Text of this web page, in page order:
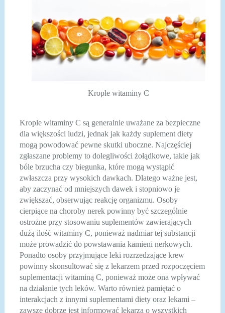
Krople witaminy C
Krople witaminy C są generalnie uważane za bezpieczne
dla większości ludzi, jednak jak każdy suplement diety
mogą powodować pewne skutki uboczne. Najczęściej
zgłaszane problemy to dolegliwości żołądkowe, takie jak
bóle brzucha czy biegunka, które mogą wystąpić
zwłaszcza przy wysokich dawkach. Dlatego ważne jest,
aby zaczynać od mniejszych dawek i stopniowo je
zwiększać, obserwując reakcję organizmu. Osoby
cierpiące na choroby nerek powinny być szczególnie
ostrożne przy stosowaniu suplementów zawierających
dużą ilość witaminy C, ponieważ nadmiar tej substancji
może prowadzić do powstawania kamieni nerkowych.
Ponadto osoby przyjmujące leki rozrzedzające krew
powinny skonsultować się z lekarzem przed rozpoczęciem
suplementacji witaminą C, ponieważ może ona wpływać
na działanie tych leków. Warto również pamiętać o
interakcjach z innymi suplementami diety oraz lekami –
zawsze dobrze jest informować lekarza o wszystkich